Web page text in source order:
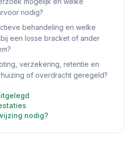
nodig?
behandeling en welke
een losse bracket of ander
verzekering, retentie en
of overdracht geregeld?
nodig?